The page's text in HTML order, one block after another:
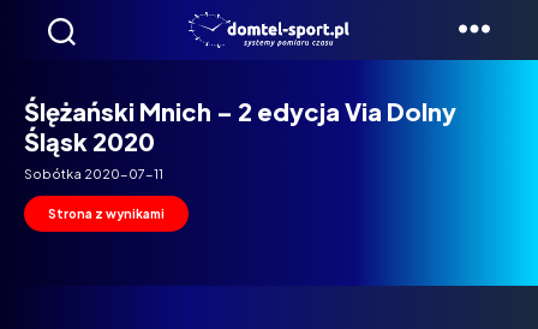
Domtel
Ślężański Mnich – 2 edycja Via Dolny
Śląsk 2020
Sobótka 2020-07-11
Strona z wynikami